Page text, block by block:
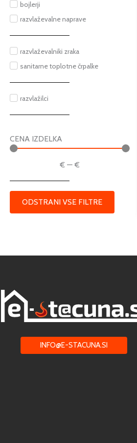
bojlerji
razvlaževalne naprave
razvlaževalniki zraka
sanitarne toplotne črpalke
razvlažilci
CENA IZDELKA
€ — €
ODSTRANI VSE FILTRE
INFO@E-STACUNA.SI